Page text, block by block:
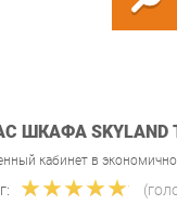
ШКАФА SKYLAND
кабинет в